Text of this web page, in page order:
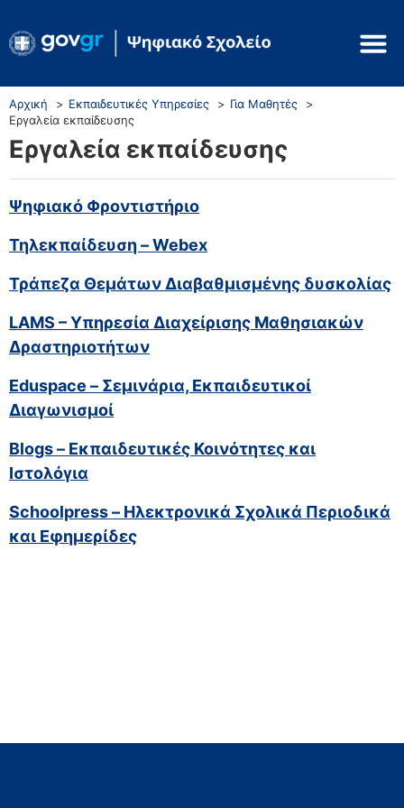
Αρχική Εκπαιδευτικές Υπηρεσίες
Για Μαθητές
Εργαλεία εκπαίδευσης
Εργαλεία εκπαίδευσης
Ψηφιακό Φροντιστήριο
Τηλεκπαίδευση – Webex
Τράπεζα Θεμάτων Διαβαθμισμένης δυσκολίας
LAMS – Υπηρεσία Διαχείρισης Μαθησιακών
Δραστηριοτήτων
Eduspace – Σεμινάρια, Εκπαιδευτικοί
Διαγωνισμοί
Blogs – Εκπαιδευτικές Κοινότητες και
Ιστολόγια
Schoolpress – Ηλεκτρονικά Σχολικά Περιοδικά
και Εφημερίδες